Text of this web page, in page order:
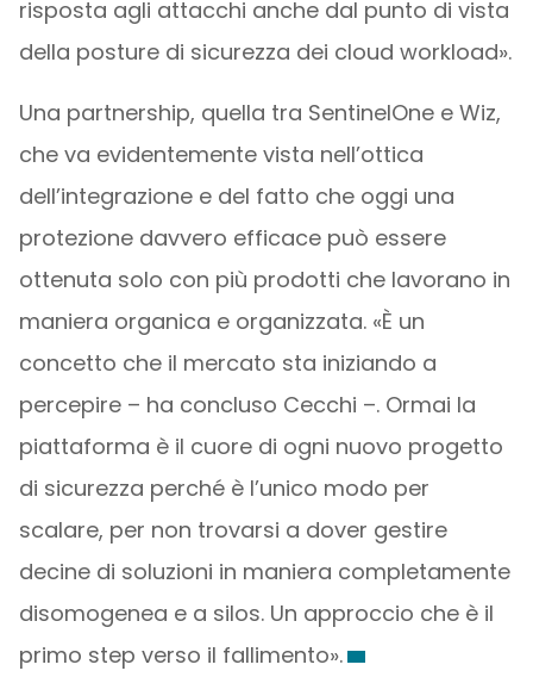
risposta agli attacchi anche dal punto di vista
della posture di sicurezza dei cloud workload».
Una partnership, quella tra SentinelOne e Wiz,
che va evidentemente vista nell’ottica
dell’integrazione e del fatto che oggi una
protezione davvero efficace può essere
ottenuta solo con più prodotti che lavorano in
maniera organica e organizzata. «È un
concetto che il mercato sta iniziando a
percepire – ha concluso Cecchi –. Ormai la
piattaforma è il cuore di ogni nuovo progetto
di sicurezza perché è l’unico modo per
scalare, per non trovarsi a dover gestire
decine di soluzioni in maniera completamente
disomogenea e a silos. Un approccio che è il
primo step verso il fallimento».